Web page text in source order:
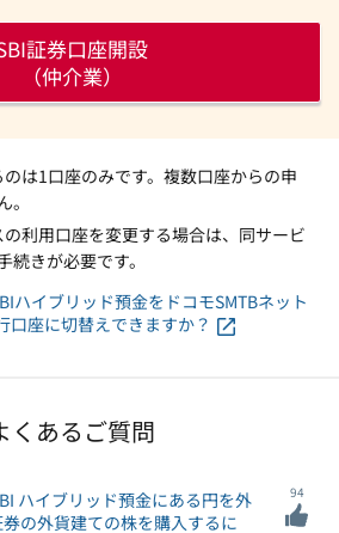
証券口座開設
（仲介業）
は1口座のみです。複数口座からの申
利用口座を変更する場合は、同サービ
続きが必要です。
ハイブリッド預金をドコモSMTBネット
口座に切替えできますか？
くあるご質問
ハイブリッド預金にある円を外
の外貨建ての株を購入するに
94